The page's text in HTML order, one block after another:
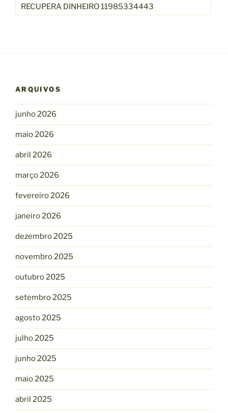
RECUPERA DINHEIRO 11985334443
ARQUIVOS
junho 2026
maio 2026
abril 2026
março 2026
fevereiro 2026
janeiro 2026
dezembro 2025
novembro 2025
outubro 2025
setembro 2025
agosto 2025
julho 2025
junho 2025
maio 2025
abril 2025